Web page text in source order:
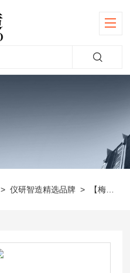
>仪研智造精选品牌 > 【梅特勒】天平